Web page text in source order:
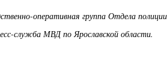
оперативная группа Отдела
служба МВД по Ярославской области.